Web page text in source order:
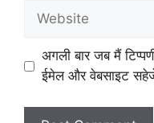
Website
अगली बार जब मैं
ईमेल और वेबसाइट